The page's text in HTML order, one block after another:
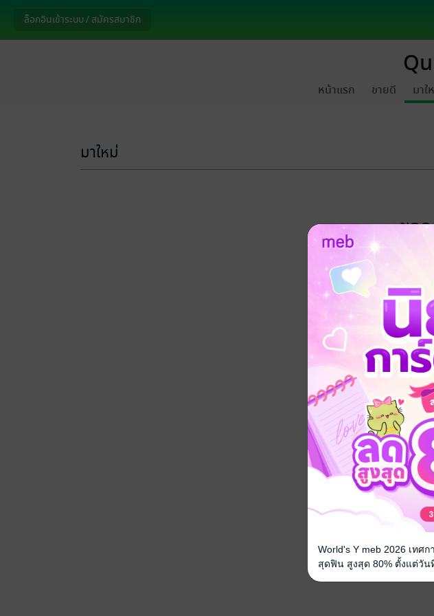
ล็อกอินเข้าระบบ / สมัครสมาชิก
หน้าแรก ขายดี มาใ
มาใหม่
ขอ
ไม่พบข้อ
World's Y meb 2026 เทศ
สุดฟิน สูงสุด 80% ตั้งแต่วัน